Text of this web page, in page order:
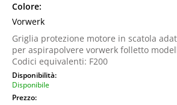
Colore:
Vorwerk
Griglia protezione motore in scatola
per aspirapolvere vorwerk folletto
Codici equivalenti: F200
Disponibilità:
Disponibile
Prezzo: